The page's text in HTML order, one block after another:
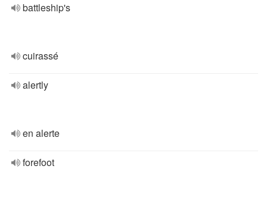
battleship's
cuirassé
alertly
en alerte
forefoot